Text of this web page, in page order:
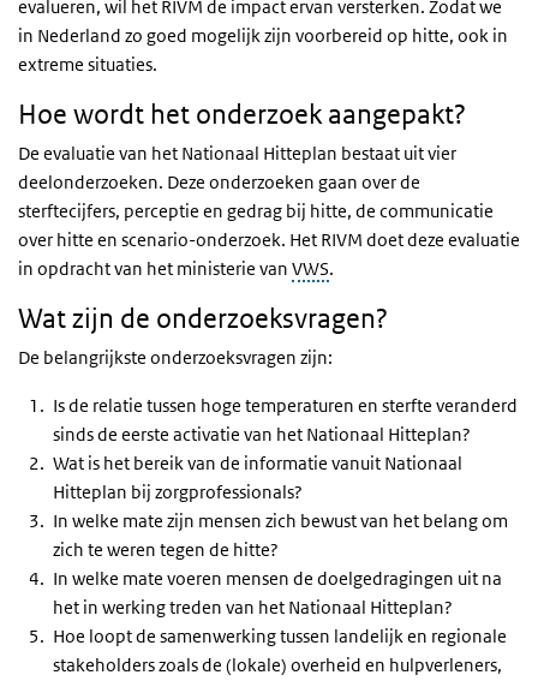
evalueren, wil het RIVM de impact ervan versterken. Zodat we
in Nederland zo goed mogelijk zijn voorbereid op hitte, ook in
extreme situaties.
Hoe wordt het onderzoek aangepakt?
De evaluatie van het Nationaal Hitteplan bestaat uit vier
deelonderzoeken. Deze onderzoeken gaan over de
sterftecijfers, perceptie en gedrag bij hitte, de communicatie
over hitte en scenario-onderzoek. Het RIVM doet deze evaluatie
in opdracht van het ministerie van VWS.
Wat zijn de onderzoeksvragen?
De belangrijkste onderzoeksvragen zijn:
Is de relatie tussen hoge temperaturen en sterfte veranderd
sinds de eerste activatie van het Nationaal Hitteplan?
Wat is het bereik van de informatie vanuit Nationaal
Hitteplan bij zorgprofessionals?
In welke mate zijn mensen zich bewust van het belang om
zich te weren tegen de hitte?
In welke mate voeren mensen de doelgedragingen uit na
het in werking treden van het Nationaal Hitteplan?
Hoe loopt de samenwerking tussen landelijk en regionale
stakeholders zoals de (lokale) overheid en hulpverleners,